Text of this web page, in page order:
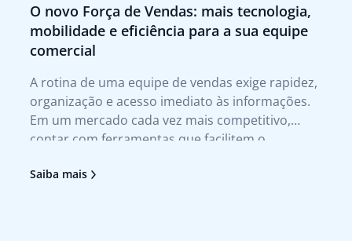
O novo Força de Vendas: mais tecnologia,
mobilidade e eficiência para a sua equipe
comercial
A rotina de uma equipe de vendas exige rapidez,
organização e acesso imediato às informações.
Em um mercado cada vez mais competitivo,
contar com ferramentas que facilitem o
decisão deixou de ser um diferencial para se
Saiba mais